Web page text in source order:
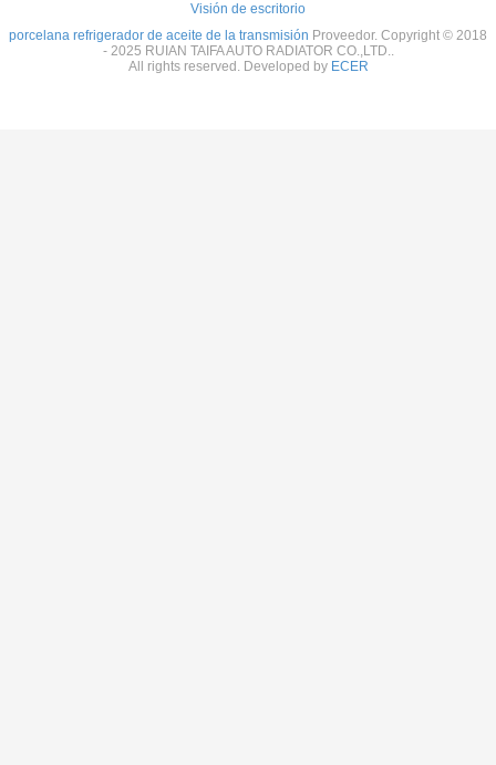
Visión de escritorio
porcelana refrigerador de aceite de la transmisión Proveedor. Copyright © 2018
- 2025 RUIAN TAIFA AUTO RADIATOR CO.,LTD..
All rights reserved. Developed by ECER